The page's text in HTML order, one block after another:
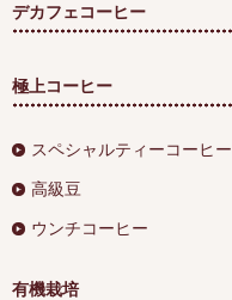
デカフェコーヒー
極上コーヒー
スペシャルティーコーヒー
高級豆
ウンチコーヒー
有機栽培